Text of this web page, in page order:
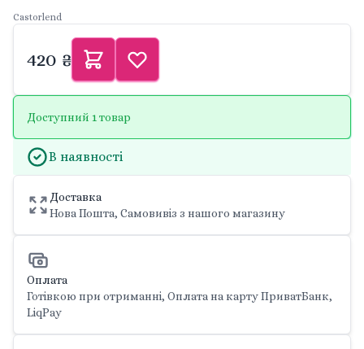
Castorlend
420 ₴
Доступний 1 товар
В наявності
Доставка
Нова Пошта, Самовивіз з нашого магазину
Оплата
Готівкою при отриманні, Оплата на карту ПриватБанк,
LiqPay